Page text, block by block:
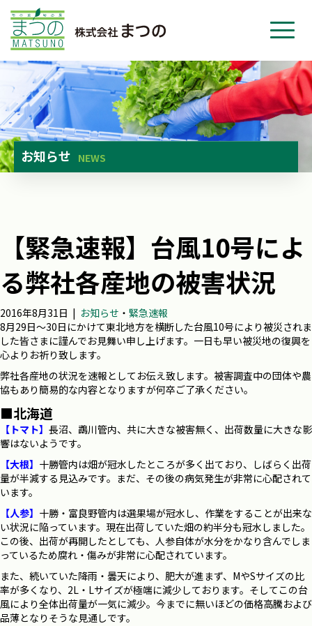
お知らせ NEWS
【緊急速報】台風10号によ
る弊社各産地の被害状況
2016年8月31日 | お知らせ ・ 緊急速報
8月29日～30日にかけて東北地方を横断した台風10号により被災されま
した皆さまに謹んでお見舞い申し上げます。一日も早い被災地の復興を
心よりお祈り致します。
弊社各産地の状況を速報としてお伝え致します。被害調査中の団体や農
協もあり簡易的な内容となりますが何卒ご了承ください。
■北海道
【トマト】 長沼、鵡川管内、共に大きな被害無く、出荷数量に大きな影
響はないようです。
【大根】 十勝管内は畑が冠水したところが多く出ており、しばらく出荷
量が半減する見込みです。まだ、その後の病気発生が非常に心配されて
います。
【人参】 十勝・富良野管内は選果場が冠水し、作業をすることが出来な
い状況に陥っています。現在出荷していた畑の約半分も冠水しました。
この後、出荷が再開したとしても、人参自体が水分をかなり含んでしま
っているため腐れ・傷みが非常に心配されています。
また、続いていた降雨・曇天により、肥大が進まず、MやSサイズの比
率が多くなり、2L・Lサイズが極端に減少しております。そしてこの台
風により全体出荷量が一気に減少。今までに無いほどの価格高騰および
品薄となりそうな見通しです。
ホーム
事業紹介
会社紹介
お問い合わせ